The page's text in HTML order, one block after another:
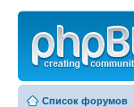
Список форумов